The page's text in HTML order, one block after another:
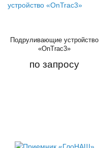
Подруливающие устройство
«OnTrac3»
по запросу